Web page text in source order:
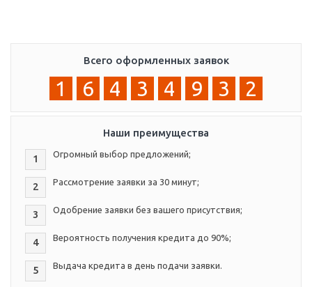
Всего оформленных заявок
1 6 4 3 4 9 3 2
Наши преимущества
1 Огромный выбор предложений;
2 Рассмотрение заявки за 30 минут;
3 Одобрение заявки без вашего присутствия;
4 Вероятность получения кредита до 90%;
5 Выдача кредита в день подачи заявки.